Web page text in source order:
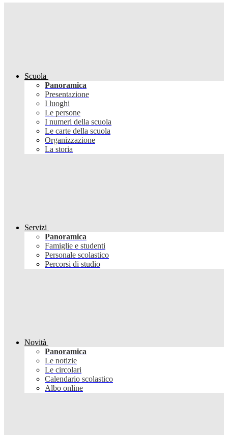
Scuola
Panoramica
Presentazione
I luoghi
Le persone
I numeri della scuola
Le carte della scuola
Organizzazione
La storia
Servizi
Panoramica
Famiglie e studenti
Personale scolastico
Percorsi di studio
Novità
Panoramica
Le notizie
Le circolari
Calendario scolastico
Albo online